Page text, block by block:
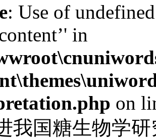
: Use of
in
on
我国糖生物学